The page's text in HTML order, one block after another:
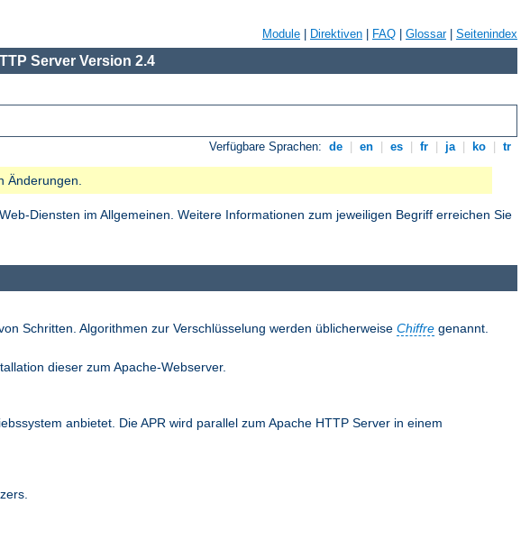
Module Direktiven FAQ Glossar| Seitenindex
Server Version 2.4
Verfügbare Sprachen: de en es fr ja ko tr
Änderungen.
Diensten im Allgemeinen. Weitere Informationen zum jeweiligen Begriff erreichen Sie
Schritten. Algorithmen zur Verschlüsselung werden üblicherweise Chiffre genannt.
dieser zum Apache-Webserver.
anbietet. Die APR wird parallel zum Apache HTTP Server in einem